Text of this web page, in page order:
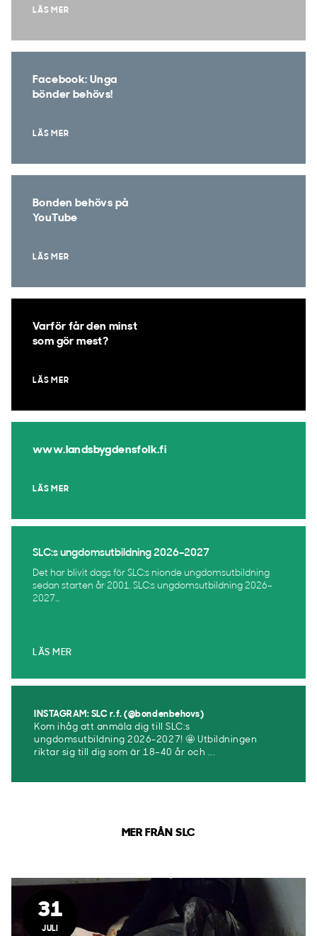
LÄS MER
Facebook: Unga
bönder behövs!
LÄS MER
Bonden behövs på
YouTube
LÄS MER
Varför får den minst
som gör mest?
LÄS MER
www.landsbygdensfolk.fi
LÄS MER
SLC:s ungdomsutbildning 2026–2027
Det har blivit dags för SLC:s nionde ungdomsutbildning
sedan starten år 2001. SLC:s ungdomsutbildning 2026–
2027...
LÄS MER
INSTAGRAM: SLC r.f. (@bondenbehovs)
Kom ihåg att anmäla dig till SLC:s
ungdomsutbildning 2026-2027! 🤩 Utbildningen
riktar sig till dig som är 18–40 år och ...
MER FRÅN SLC
31
JULI